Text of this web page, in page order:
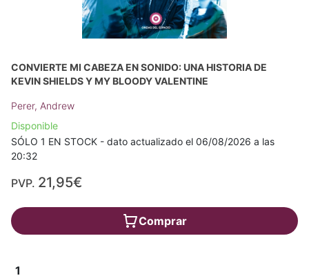
CONVIERTE MI CABEZA EN SONIDO: UNA HISTORIA DE
KEVIN SHIELDS Y MY BLOODY VALENTINE
Perer, Andrew
Disponible
SÓLO 1 EN STOCK - dato actualizado el 06/08/2026 a las
20:32
PVP. 21,95€
Comprar
1